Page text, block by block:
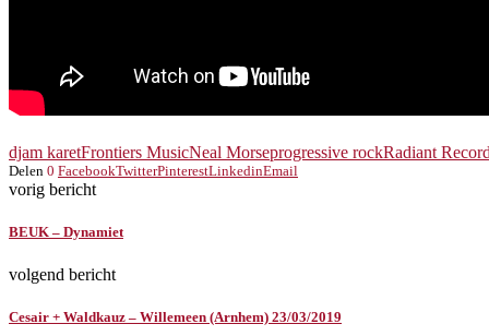
djam karetFrontiers MusicNeal Morseprogressive rockRadiant
Delen 0 FacebookTwitterPinterestLinkedinEmail
vorig bericht
BEUK – Dynamiet
volgend bericht
Cesair + Waldkauz – Willemeen (Arnhem) 23/03/2019